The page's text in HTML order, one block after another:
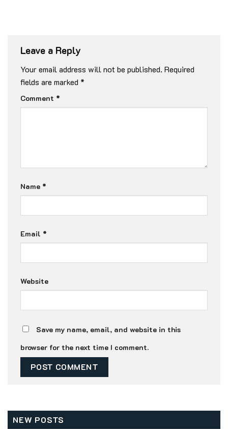
Leave a Reply
Your email address will not be published. Required
fields are marked *
Comment *
Name *
Email *
Website
Save my name, email, and website in this
browser for the next time I comment.
NEW POSTS